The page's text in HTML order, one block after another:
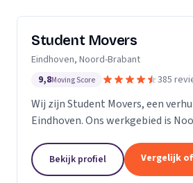
Student Movers
Eindhoven, Noord-Brabant
9,8Moving Score 385
Wij zijn Student Movers, een
Eindhoven. Ons werkgebied is
Bekijk profiel Vergelijk